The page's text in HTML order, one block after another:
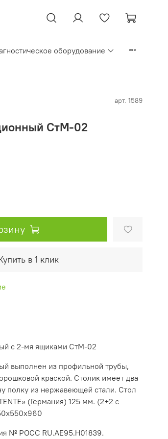
оборудование
арт. 1589
СтМ-02
в 1 клик
с 2-мя ящиками СтМ-02
выполнен из профильной трубы,
краской. Столик имеет два
полку из нержавеющей стали. Стол
(Германия) 125 мм. (2+2 с
№ РОСС RU.АE95.Н01839.